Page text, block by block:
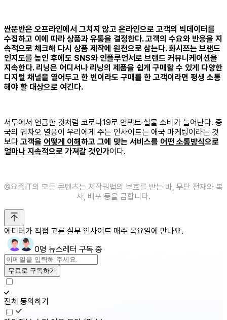
싼뚠반은 오프라인에서 그치지 않고 온라인으로 고객의 빅데이터를
수집하고 이에 따라 상품과 유통을 결정한다. 고객의 수요와 반응을 지
속적으로 체크해 다시 상품 제작에 원천으로 삼는다. 화시쯔는 브랜드
인지도를 높인 후에도 SNS와 인플루언서로 브랜드 커뮤니케이션을
지속한다. 리닝은 어디서나 리닝의 제품을 쉽게 구매할 수 있게 다양한
디지털 채널을 열어두고 한 번이라도 구매를 한 고객이라면 평생 소통
해야 할 대상으로 여긴다.
서두에서 언급한 것처럼 코로나19로 언택트 실물 소비가 늘어난다. 중
국의 궈차오 열풍이 우리에게 주는 인사이트는 애국 마케팅이라는 것
보다 고객을 어떻게 이해하고 그에 맞는 서비스를 어떤 소통방식으로
얼마나 지속적으로 가져갈 것인가이다.
©️요즘IT의 모든 콘텐츠는 저작권법의 보호를 받는 바, 무단 전재와 복
사, 배포 등을 금합니다.
에디터가 직접 고른 실무 인사이트 매주 목요일에 만나요.
0명 뉴스레터 구독 중
무료로 구독하기
전체 동의하기